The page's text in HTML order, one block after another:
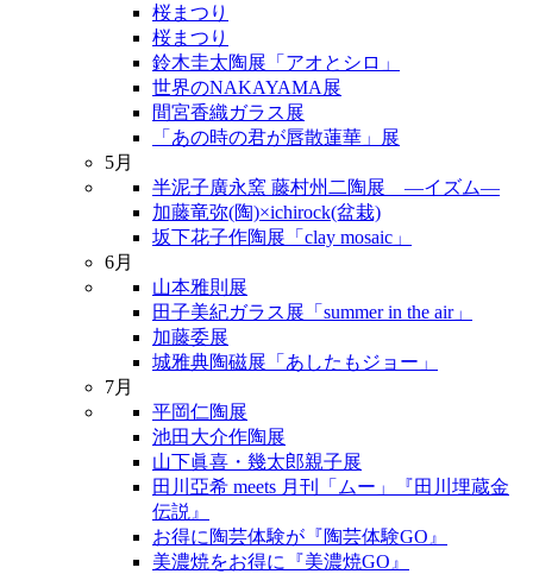
桜まつり
桜まつり
鈴木圭太陶展「アオとシロ」
世界のNAKAYAMA展
間宮香織ガラス展
「あの時の君が唇散蓮華」展
5月
半泥子廣永窯 藤村州二陶展 ―イズム―
加藤竜弥(陶)×ichirock(盆栽)
坂下花子作陶展「clay mosaic」
6月
山本雅則展
田子美紀ガラス展「summer in the air」
加藤委展
城雅典陶磁展「あしたもジョー」
7月
平岡仁陶展
池田大介作陶展
山下眞喜・幾太郎親子展
田川亞希 meets 月刊「ムー」『田川埋蔵金
伝説』
お得に陶芸体験が『陶芸体験GO』
美濃焼をお得に『美濃焼GO』